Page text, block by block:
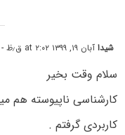
شیداآبان ۱۹, ۱۳۹۹ at ۲:۰۲ ق٫ظ - Reply
سلام وقت بخیر
کارشناسی ناپیوسته هم
کاربردی گرفتم .